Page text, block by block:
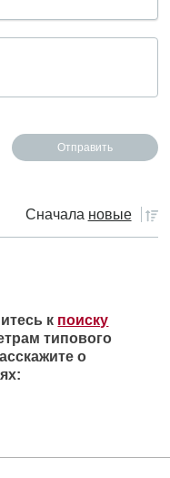
Сначала новые
к поиску
типового
о